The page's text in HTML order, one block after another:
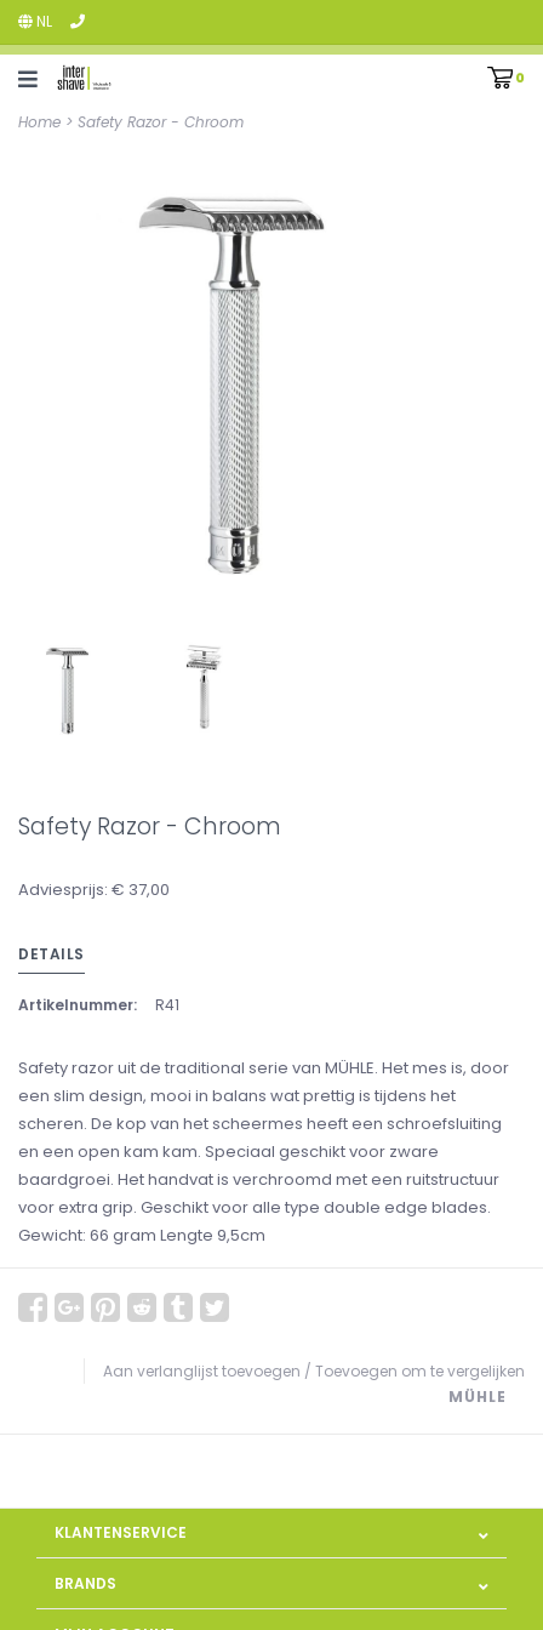
NL
0
Home > Safety Razor - Chroom
Safety Razor - Chroom
Adviesprijs: € 37,00
DETAILS
Artikelnummer: R41
Safety razor uit de traditional serie van MÜHLE. Het mes is, door
een slim design, mooi in balans wat prettig is tijdens het
scheren. De kop van het scheermes heeft een schroefsluiting
en een open kam kam. Speciaal geschikt voor zware
baardgroei. Het handvat is verchroomd met een ruitstructuur
voor extra grip. Geschikt voor alle type double edge blades.
Gewicht: 66 gram Lengte 9,5cm
Aan verlanglijst toevoegen / Toevoegen om te vergelijken
MÜHLE
KLANTENSERVICE
BRANDS